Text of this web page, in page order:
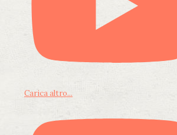
Carica altro...